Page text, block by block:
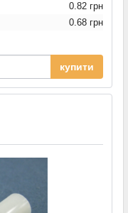
0.82 грн
0.68 грн
купити